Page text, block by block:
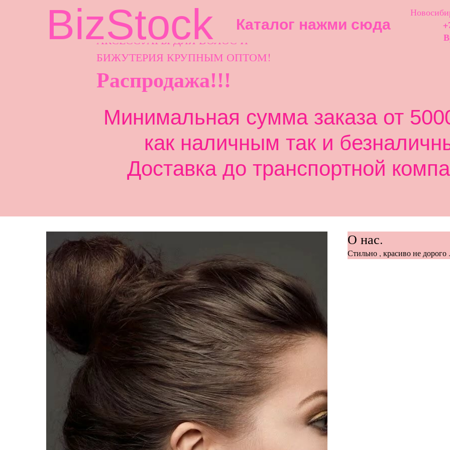
АКСЕССУАРЫ ДЛЯ ВОЛОС И
БИЖУТЕРИЯ КРУПНЫМ ОПТОМ!
Распродажа!!!
Минимальная сумма заказа от
как наличным так и
Доставка до транспортной
BizStock Каталог нажми сюда +
О нас.
Стильно , красиво не дорого